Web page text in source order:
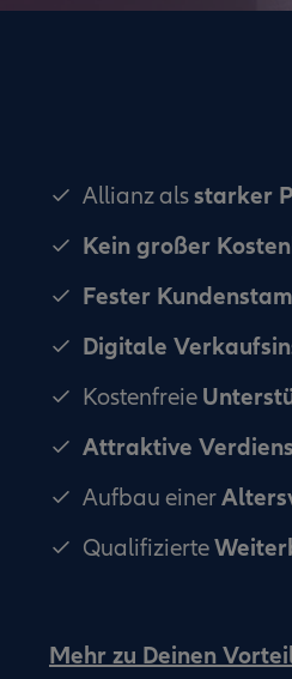
Allianz alsstarker
Kein großer
Fester
Digitale
Kostenfreie
Attraktive
Aufbau einer
Qualifizierte
Mehr zu Deinen